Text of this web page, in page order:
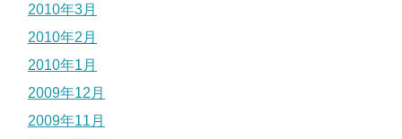
2010年3月
2010年2月
2010年1月
2009年12月
2009年11月